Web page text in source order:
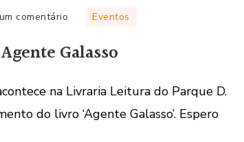
comentário
de
do
Agente
Eventos
Galasso
na Livraria Leitura do Parque D.
do livro ‘Agente Galasso’. Espero